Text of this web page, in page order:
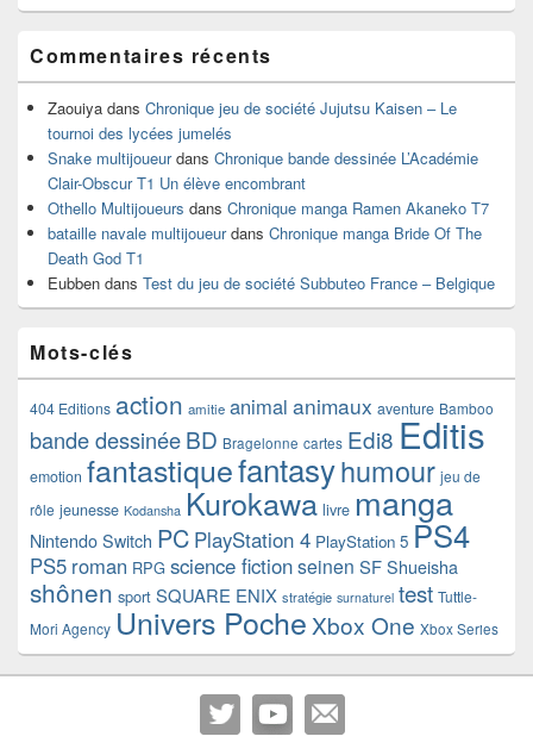
Commentaires récents
Zaouiya dans Chronique jeu de société Jujutsu Kaisen – Le
tournoi des lycées jumelés
Snake multijoueurdans Chronique bande dessinée L’Académie
Clair-Obscur T1 Un élève encombrant
Othello Multijoueurs dans Chronique manga Ramen Akaneko T7
bataille navale multijoueurdans Chronique manga Bride Of The
Death God T1
Eubben dans Test du jeu de société Subbuteo France – Belgique
Mots-clés
404 Editions action amitie animal animaux aventure Bamboo
bande dessinéeBD Bragelonne cartes Edi8 Editis
emotion fantastiquefantasyhumour jeu de
rôle jeunesse Kodansha Kurokawa livre manga
Nintendo Switch PC PlayStation 4 PlayStation 5 PS4
PS5 roman RPG science fictionseinen SF Shueisha
shônen sport SQUARE ENIX stratégie surnaturel test Tuttle-
Mori Agency Univers Poche Xbox One Xbox Series